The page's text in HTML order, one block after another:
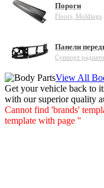
Пороги
Floors, Moldings
Панели
Суппорт
View All
Get your vehicle back to
with our superior quality
Cannot find 'brands'
template with page ''